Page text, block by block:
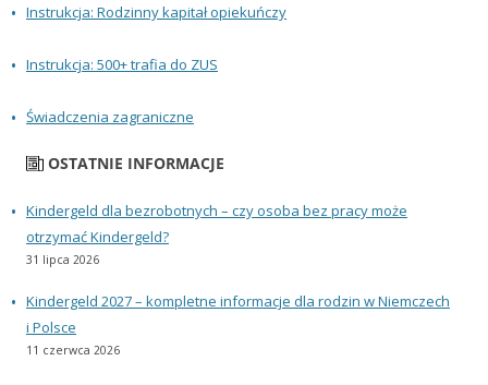
Instrukcja: Rodzinny kapitał opiekuńczy
Instrukcja: 500+ trafia do ZUS
Świadczenia zagraniczne
OSTATNIE INFORMACJE
Kindergeld dla bezrobotnych – czy osoba bez pracy może
otrzymać Kindergeld?
31 lipca 2026
Kindergeld 2027 – kompletne informacje dla rodzin w Niemczech
i Polsce
11 czerwca 2026